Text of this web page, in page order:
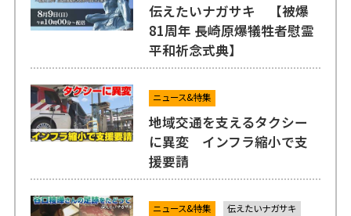
伝えたいナガサキ 【被爆
81周年 長崎原爆犠牲者慰霊
平和祈念式典】
ニュース&特集
地域交通を支えるタクシー
に異変 インフラ縮小で支
援要請
ニュース&特集 伝えたいナガサキ